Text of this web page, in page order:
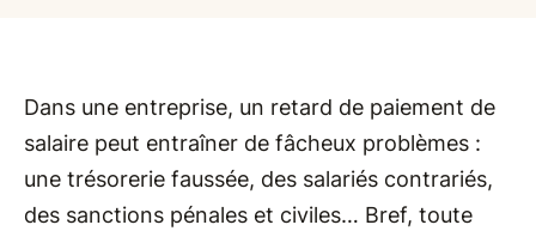
Dans une entreprise, un retard de paiement de
salaire peut entraîner de fâcheux problèmes :
une trésorerie faussée, des salariés contrariés,
des sanctions pénales et civiles… Bref, toute